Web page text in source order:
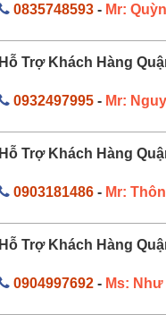
0835748593- Mr:
Hỗ Trợ Khách Hàng
0932497995- Mr:
Hỗ Trợ Khách Hàng
0903181486- Mr:
Hỗ Trợ Khách Hàng
0904997692- Ms: Như